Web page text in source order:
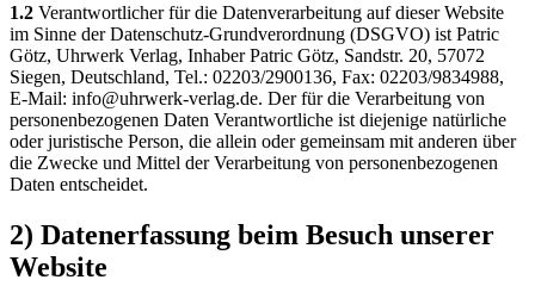
1.2 Verantwortlicher für die Datenverarbeitung auf dieser Website
im Sinne der Datenschutz-Grundverordnung (DSGVO) ist Patric
Götz, Uhrwerk Verlag, Inhaber Patric Götz, Sandstr. 20, 57072
Siegen, Deutschland, Tel.: 02203/2900136, Fax: 02203/9834988,
E-Mail: info@uhrwerk-verlag.de. Der für die Verarbeitung von
personenbezogenen Daten Verantwortliche ist diejenige natürliche
oder juristische Person, die allein oder gemeinsam mit anderen über
die Zwecke und Mittel der Verarbeitung von personenbezogenen
Daten entscheidet.
2) Datenerfassung beim Besuch unserer
Website